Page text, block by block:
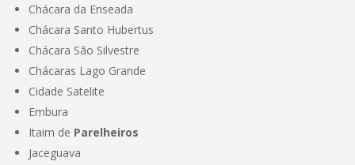
Chácara da Enseada
Chácara Santo Hubertus
Chácara São Silvestre
Chácaras Lago Grande
Cidade Satelite
Embura
Itaim de Parelheiros
Jaceguava